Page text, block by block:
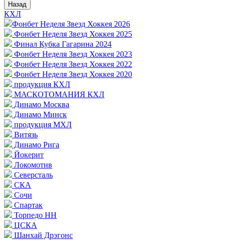
Назад
КХЛ
Фонбет Неделя Звезд Хоккея 2026
Фонбет Неделя Звезд Хоккея 2025
Финал Кубка Гагарина 2024
Фонбет Неделя Звезд Хоккея 2023
Фонбет Неделя Звезд Хоккея 2022
Фонбет Неделя Звезд Хоккея 2020
продукция КХЛ
МАСКОТОМАНИЯ КХЛ
Динамо Москва
Динамо Минск
продукция МХЛ
Витязь
Динамо Рига
Йокерит
Локомотив
Северсталь
СКА
Сочи
Спартак
Торпедо НН
ЦСКА
Шанхай Дрэгонс